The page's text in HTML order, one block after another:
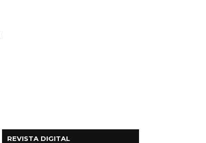
REVISTA DIGITAL